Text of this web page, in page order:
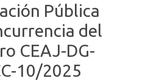
Pública
del
CEAJ-DG-
10/2025